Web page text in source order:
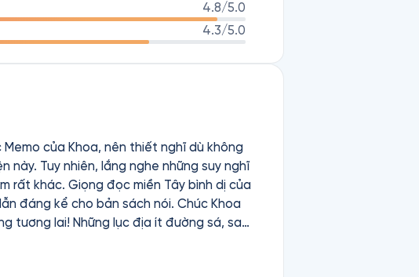
4.8/5.0
4.3/5.0
của Khoa, nên thiết nghĩ dù không
Tuy nhiên, lắng nghe những suy nghĩ
rất khác. Giọng đọc miền Tây bình dị của
cho bản sách nói. Chúc Khoa
tương lai! Những lục địa ít đường sá, sa